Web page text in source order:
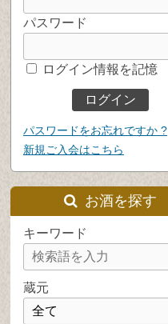
パスワード
ログイン情報を記憶
パスワードをお忘れですか ?
新規ご入会はこちら
お酒を探す
キーワード
蔵元